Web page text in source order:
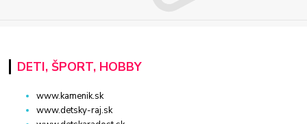
DETI, ŠPORT, HOBBY
www.kamenik.sk
www.detsky-raj.sk